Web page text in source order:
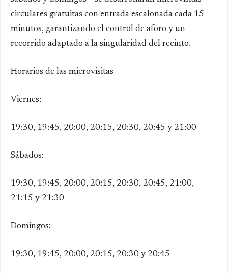
circulares gratuitas con entrada escalonada cada 15
minutos, garantizando el control de aforo y un
recorrido adaptado a la singularidad del recinto.
Horarios de las microvisitas
Viernes:
19:30, 19:45, 20:00, 20:15, 20:30, 20:45 y 21:00
Sábados:
19:30, 19:45, 20:00, 20:15, 20:30, 20:45, 21:00,
21:15 y 21:30
Domingos:
19:30, 19:45, 20:00, 20:15, 20:30 y 20:45